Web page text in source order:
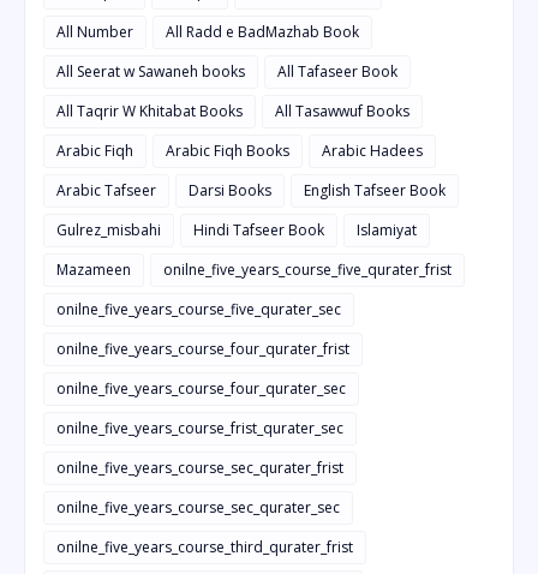
All Number
All Radd e BadMazhab Book
All Seerat w Sawaneh books
All Tafaseer Book
All Taqrir W Khitabat Books
All Tasawwuf Books
Arabic Fiqh
Arabic Fiqh Books
Arabic Hadees
Arabic Tafseer
Darsi Books
English Tafseer Book
Gulrez_misbahi
Hindi Tafseer Book
Islamiyat
Mazameen
onilne_five_years_course_five_qurater_frist
onilne_five_years_course_five_qurater_sec
onilne_five_years_course_four_qurater_frist
onilne_five_years_course_four_qurater_sec
onilne_five_years_course_frist_qurater_sec
onilne_five_years_course_sec_qurater_frist
onilne_five_years_course_sec_qurater_sec
onilne_five_years_course_third_qurater_frist